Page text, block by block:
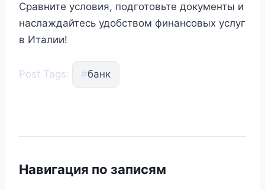
Сравните условия, подготовьте документы и
наслаждайтесь удобством финансовых услуг
в Италии!
Post Tags: #банк
Навигация по записям